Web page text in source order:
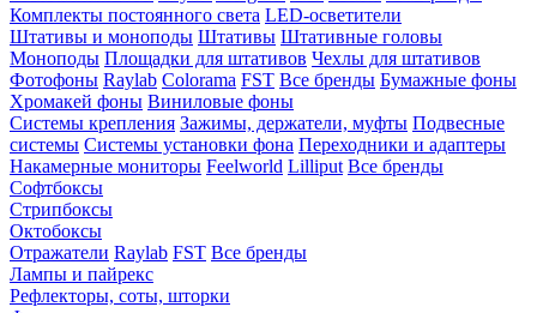
Комплекты постоянного света LED-осветители
Штативы и моноподы Штативы Штативные головы
Моноподы Площадки для штативов Чехлы для штативов
Фотофоны Raylab Colorama FST Все бренды Бумажные фоны
Хромакей фоны Виниловые фоны
Системы крепления Зажимы, держатели, муфты Подвесные
системы Системы установки фона Переходники и адаптеры
Накамерные мониторы Feelworld Lilliput Все бренды
Софтбоксы
Стрипбоксы
Октобоксы
Отражатели Raylab FST Все бренды
Лампы и пайрекс
Рефлекторы, соты, шторки